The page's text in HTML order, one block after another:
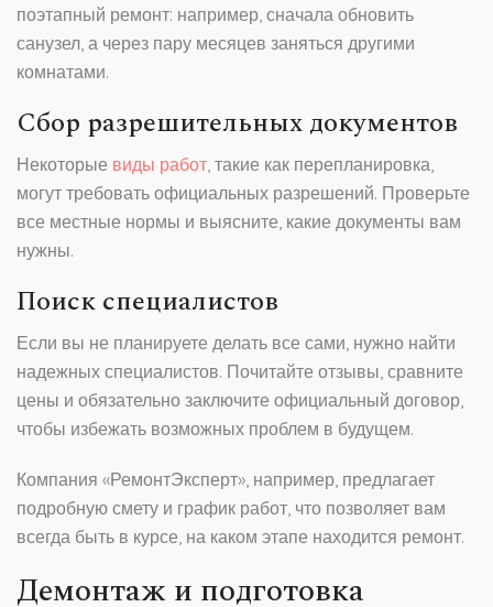
поэтапный ремонт: например, сначала обновить
санузел, а через пару месяцев заняться другими
комнатами.
Сбор разрешительных документов
Некоторые виды работ, такие как перепланировка,
могут требовать официальных разрешений. Проверьте
все местные нормы и выясните, какие документы вам
нужны.
Поиск специалистов
Если вы не планируете делать все сами, нужно найти
надежных специалистов. Почитайте отзывы, сравните
цены и обязательно заключите официальный договор,
чтобы избежать возможных проблем в будущем.
Компания «РемонтЭксперт», например, предлагает
подробную смету и график работ, что позволяет вам
всегда быть в курсе, на каком этапе находится ремонт.
Демонтаж и подготовка